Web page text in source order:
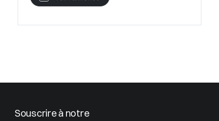
Souscrire à notre